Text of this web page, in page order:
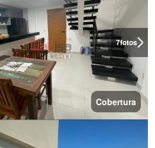
7fotos
Cobertura